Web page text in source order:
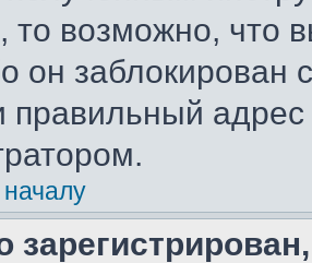
то возможно, что
он
правильный адрес